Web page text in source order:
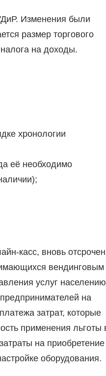
Изменения были
размер торгового
на доходы.
хронологии
её необходимо
касс, вновь
вендинговым
услуг населению
на
затрат, которые
применения льготы
на приобретение
оборудования.